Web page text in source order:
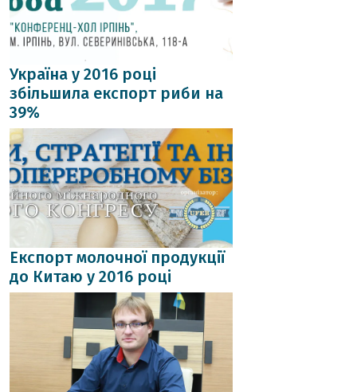
Україна у 2016 році
збільшила експорт риби на
39%
Експорт молочної продукції
до Китаю у 2016 році